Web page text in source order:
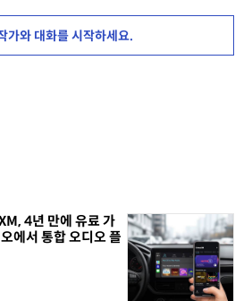
가와 대화를 시작하세요.
4년 만에 유료 가
에서 통합 오디오 플